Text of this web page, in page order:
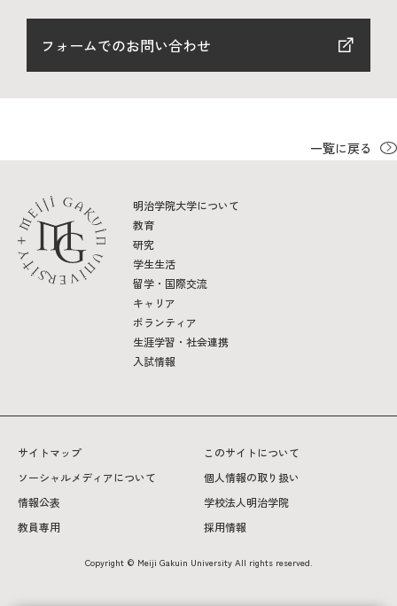
生涯学習・社会連携
2026年9月入学者向け 新入生サイト
MGグッズ オンラインショップ
（外部サイト）
アクセス
キャンパス
案内
お問合わせ 取材・撮影
フォームでのお問い合わせ
一覧に戻る
明治学院大学について
教育
研究
学生生活
留学・国際交流
キャリア
ボランティア
生涯学習・社会連携
入試情報
サイトマップ
このサイトについて
ソーシャルメディアについて
個人情報の取り扱い
情報公表
学校法人明治学院
教員専用
採用情報
Copyright © Meiji Gakuin University All rights reserved.